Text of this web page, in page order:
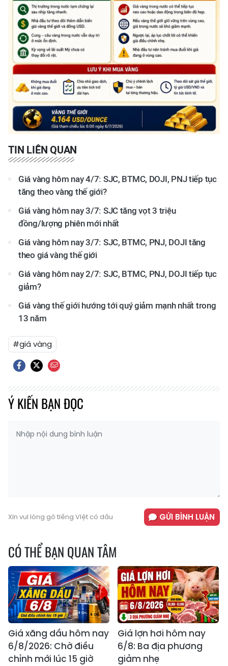
TIN LIÊN QUAN
Giá vàng hôm nay 4/7: SJC, BTMC, DOJI, PNJ tiếp tục
tăng theo vàng thế giới?
Giá vàng hôm nay 3/7: SJC tăng vọt 3 triệu
đồng/lượng phiên mới nhất
Giá vàng hôm nay 3/7: SJC, BTMC, PNJ, DOJI tăng
theo giá vàng thế giới
Giá vàng hôm nay 2/7: SJC, BTMC, PNJ, DOJI tiếp tục
giảm?
Giá vàng thế giới hướng tới quý giảm mạnh nhất trong
13 năm
#giá vàng
Ý KIẾN BẠN ĐỌC
Xin vui lòng gõ tiếng Việt có dấu GỬI BÌNH LUẬN
CÓ THỂ BẠN QUAN TÂM
Giá xăng dầu hôm nay
6/8/2026: Chờ điều
chỉnh mới lúc 15 giờ
Giá lợn hơi hôm nay
6/8: Ba địa phương
giảm nhẹ